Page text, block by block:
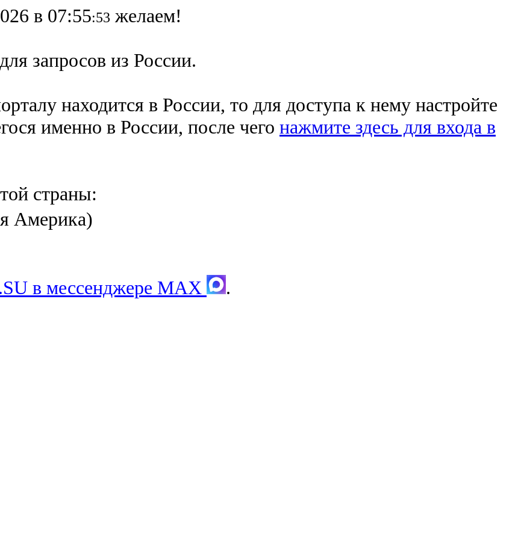
в 07:55:53 желаем!
запросов из России.
находится в России, то для доступа к нему настройте
именно в России, после чего нажмите здесь для входа в
страны:
Америка)
в мессенджере MAX .